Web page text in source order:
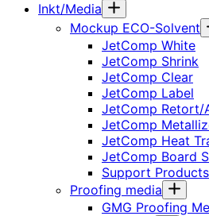
Inkt/Media
Mockup ECO-Solvent
JetComp White
JetComp Shrink
JetComp Clear
JetComp Label
JetComp Retort/
JetComp
JetComp Heat
JetComp Board
Support Products
Proofing media
GMG Proofing